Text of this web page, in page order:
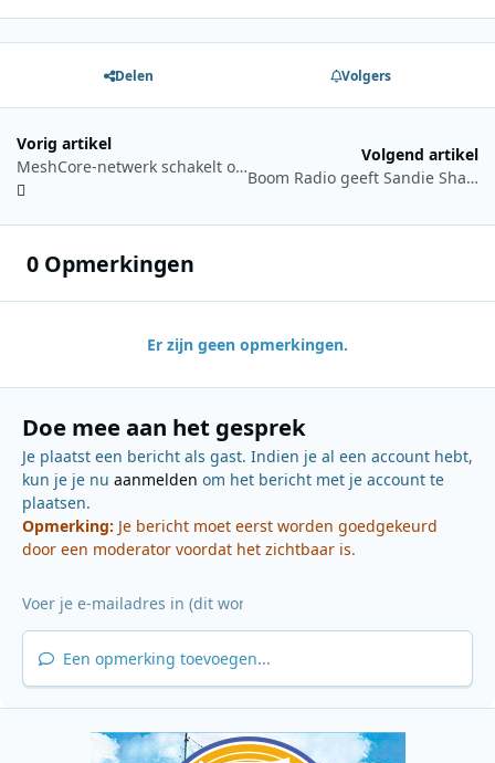
Delen Volgers
Vorig artikel
MeshCore-netwerk schakelt over naar nieuwe LoRa-instellingen
Volgend artikel
Boom Radio geeft Sandie Shaw twee uur zendtijd met eigen muziekkeuze
0 Opmerkingen
Er zijn geen opmerkingen.
Doe mee aan het gesprek
Je plaatst een bericht als gast. Indien je al een account hebt,
kun je je nu aanmelden om het bericht met je account te
plaatsen.
Opmerking: Je bericht moet eerst worden goedgekeurd
door een moderator voordat het zichtbaar is.
Een opmerking toevoegen...